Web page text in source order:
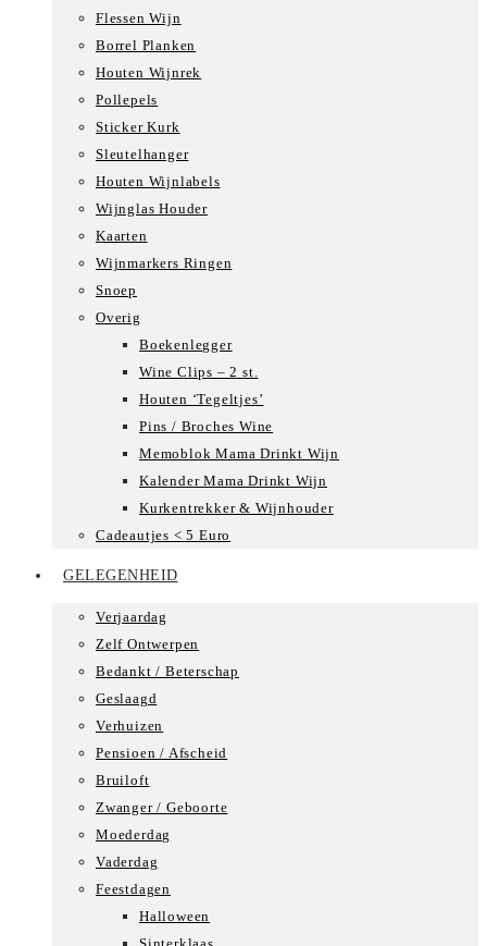
Flessen Wijn
Borrel Planken
Houten Wijnrek
Pollepels
Sticker Kurk
Sleutelhanger
Houten Wijnlabels
Wijnglas Houder
Kaarten
Wijnmarkers Ringen
Snoep
Overig
Boekenlegger
Wine Clips – 2 st.
Houten ‘Tegeltjes’
Pins / Broches Wine
Memoblok Mama Drinkt Wijn
Kalender Mama Drinkt Wijn
Kurkentrekker & Wijnhouder
Cadeautjes < 5 Euro
GELEGENHEID
Verjaardag
Zelf Ontwerpen
Bedankt / Beterschap
Geslaagd
Verhuizen
Pensioen / Afscheid
Bruiloft
Zwanger / Geboorte
Moederdag
Vaderdag
Feestdagen
Halloween